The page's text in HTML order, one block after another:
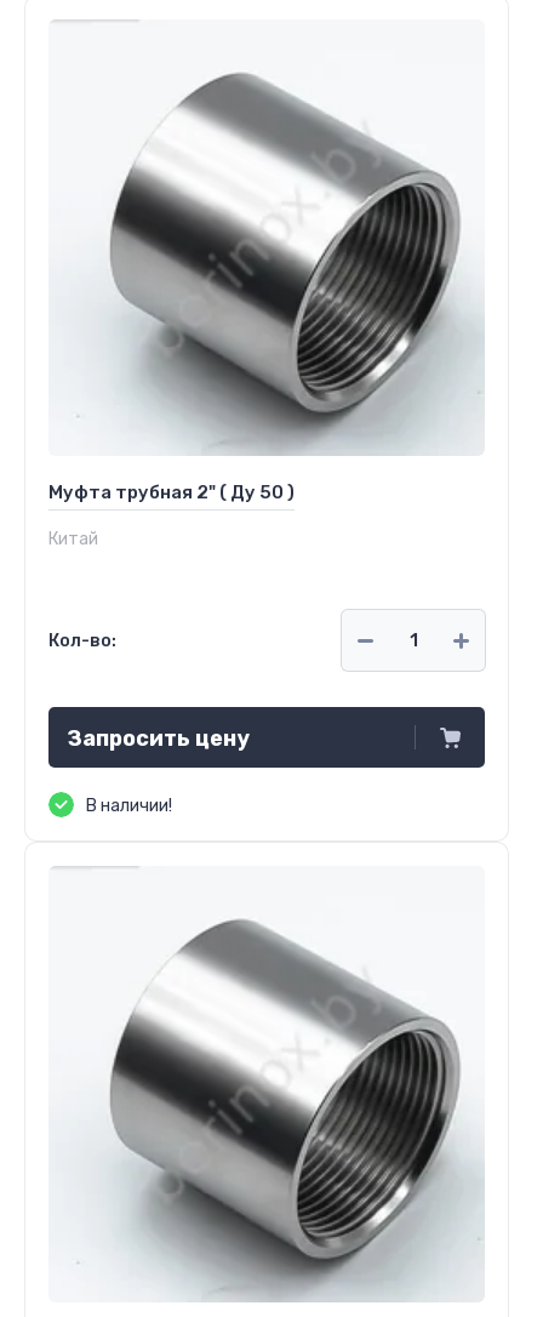
Муфта трубная 2" ( Ду 50 )
Китай
Кол-во:
Запросить цену
В наличии!